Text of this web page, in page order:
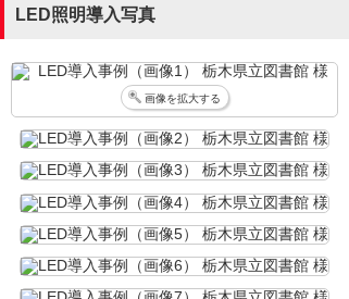
LED照明導入写真
画像を拡大する